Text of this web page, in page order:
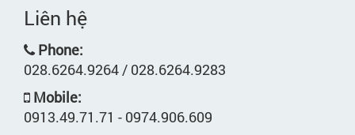
Liên hệ
Phone:
028.6264.9264 / 028.6264.9283
Mobile:
0913.49.71.71 - 0974.906.609